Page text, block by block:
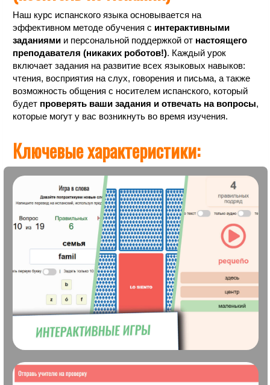
Наш курс испанского языка основывается на
эффективном методе обучения с интерактивными
заданиями и персональной поддержкой от настоящего
преподавателя (никаких роботов!). Каждый урок
включает задания на развитие всех языковых навыков:
чтения, восприятия на слух, говорения и письма, а также
возможность общения с носителем испанского, который
будет проверять ваши задания и отвечать на вопросы,
которые могут у вас возникнуть во время изучения.
Ключевые характеристики: